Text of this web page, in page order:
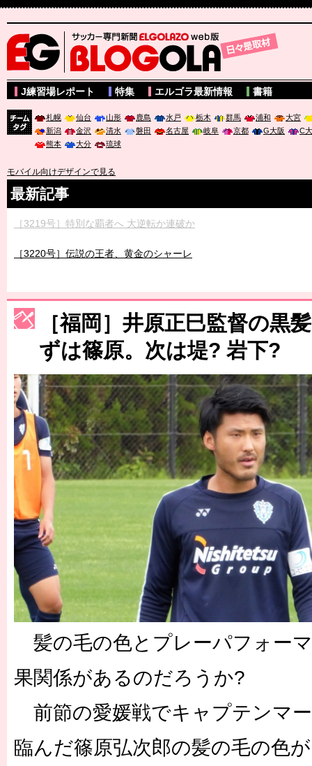
サッカー専門新聞ELGOLAZO web版 BLOGOLA
J練習場レポート 特集 エルゴラ最新情報 書籍
札幌 仙台 山形 鹿島 水戸 栃木 群馬 浦和
大宮
新潟
金沢 清水 磐田 名古屋 岐阜 京都 G大阪
C
熊本
大分 琉球
モバイル向けデザインで見る
最新記事
［3219号］特別な覇者へ 大逆転か連破か
［3220号］伝説の王者、黄金のシャーレ
［3230号］世界一への夢は終わらない
［3223号］一丸。日本出陣
［3222号］史上最大のW杯開幕 注目は「個」
長谷川 アーリアジャスールさんがシンポジウム「気候変動から命
［福岡］井原正巳監督の黒
ずは篠原。次は堤? 岩下?
髪の毛の色とプレーパフォー
果関係があるのだろうか?
前節の愛媛戦でキャプテンマ
臨んだ篠原弘次郎の髪の毛の色